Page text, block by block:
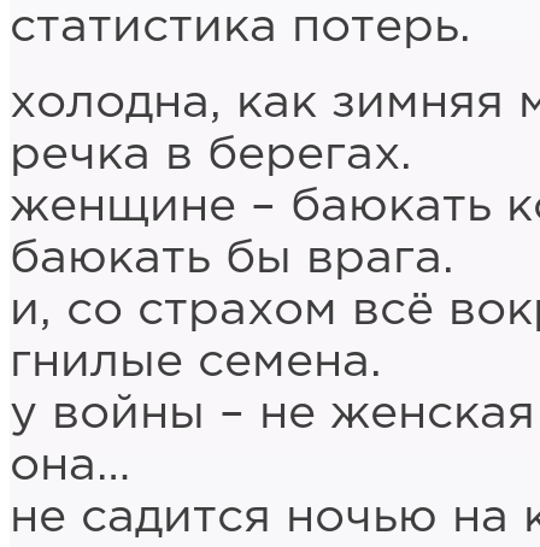
статистика потерь.
холодна, как зимняя
речка в берегах.
женщине – баюкать
баюкать бы врага.
и, со страхом всё
гнилые семена.
у войны – не
она…
не садится ночью на